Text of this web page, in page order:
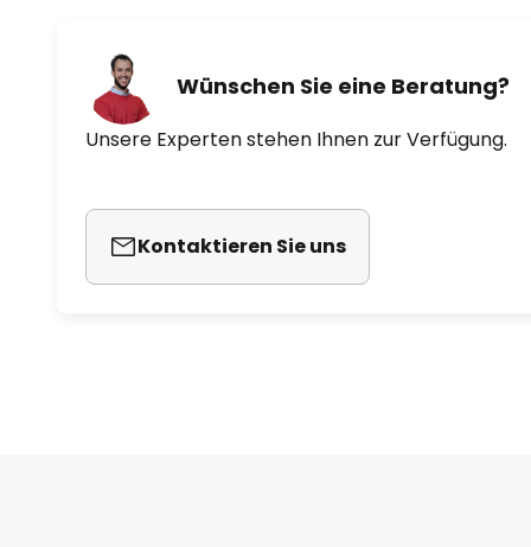
Wünschen Sie eine Beratung?
Unsere Experten stehen Ihnen zur Verfügung.
Kontaktieren Sie uns